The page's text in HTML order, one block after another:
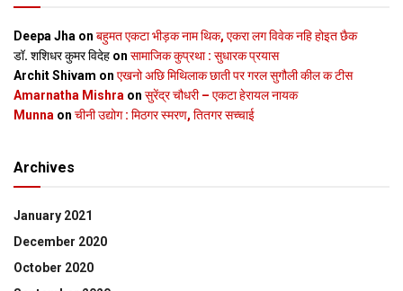
Deepa Jha on बहुमत एकटा भीड़क नाम थिक, एकरा लग विवेक नहि होइत छैक
डॉ. शशिधर कुमर विदेह on सामाजिक कुप्रथा : सुधारक प्रयास
Archit Shivam on एखनो अछि मिथिलाक छाती पर गरल सुगौली कील क टीस
Amarnatha Mishra on सुरेंद्र चौधरी – एकटा हेरायल नायक
Munna on चीनी उद्योग : मिठगर स्‍मरण, तितगर सच्‍चाई
Archives
January 2021
December 2020
October 2020